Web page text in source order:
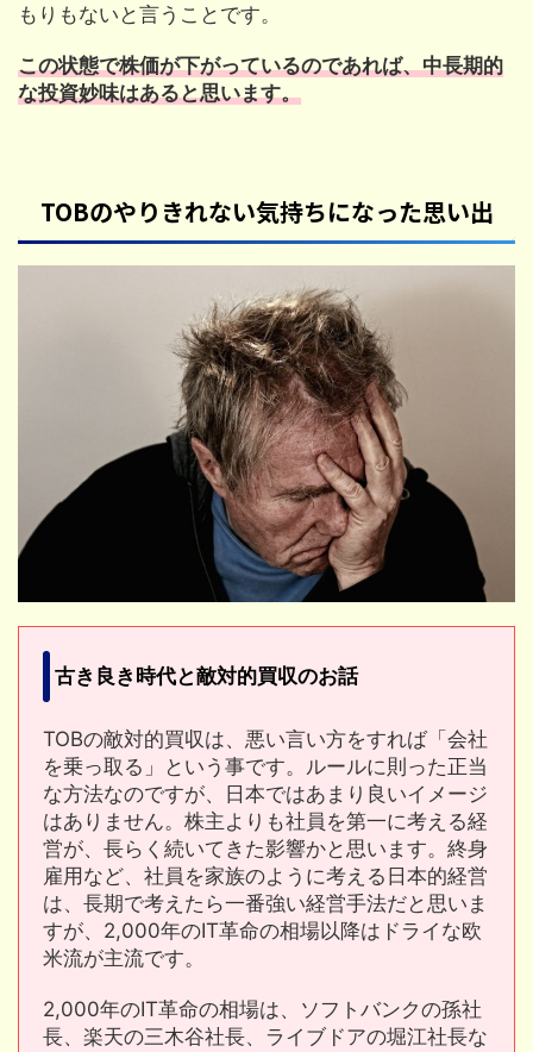
もりもないと言うことです。
この状態で株価が下がっているのであれば、中長期的
な投資妙味はあると思います。
TOBのやりきれない気持ちになった思い出
古き良き時代と敵対的買収のお話
TOBの敵対的買収は、悪い言い方をすれば「会社
を乗っ取る」という事です。ルールに則った正当
な方法なのですが、日本ではあまり良いイメージ
はありません。株主よりも社員を第一に考える経
営が、長らく続いてきた影響かと思います。終身
雇用など、社員を家族のように考える日本的経営
は、長期で考えたら一番強い経営手法だと思いま
すが、2,000年のIT革命の相場以降はドライな欧
米流が主流です。
2,000年のIT革命の相場は、ソフトバンクの孫社
長、楽天の三木谷社長、ライブドアの堀江社長な